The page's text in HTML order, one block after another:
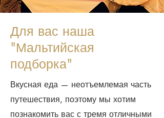
Для вас наша
"Мальтийская
подборка"
Вкусная еда — неотъемлемая часть
путешествия, поэтому мы хотим
познакомить вас с тремя отличными